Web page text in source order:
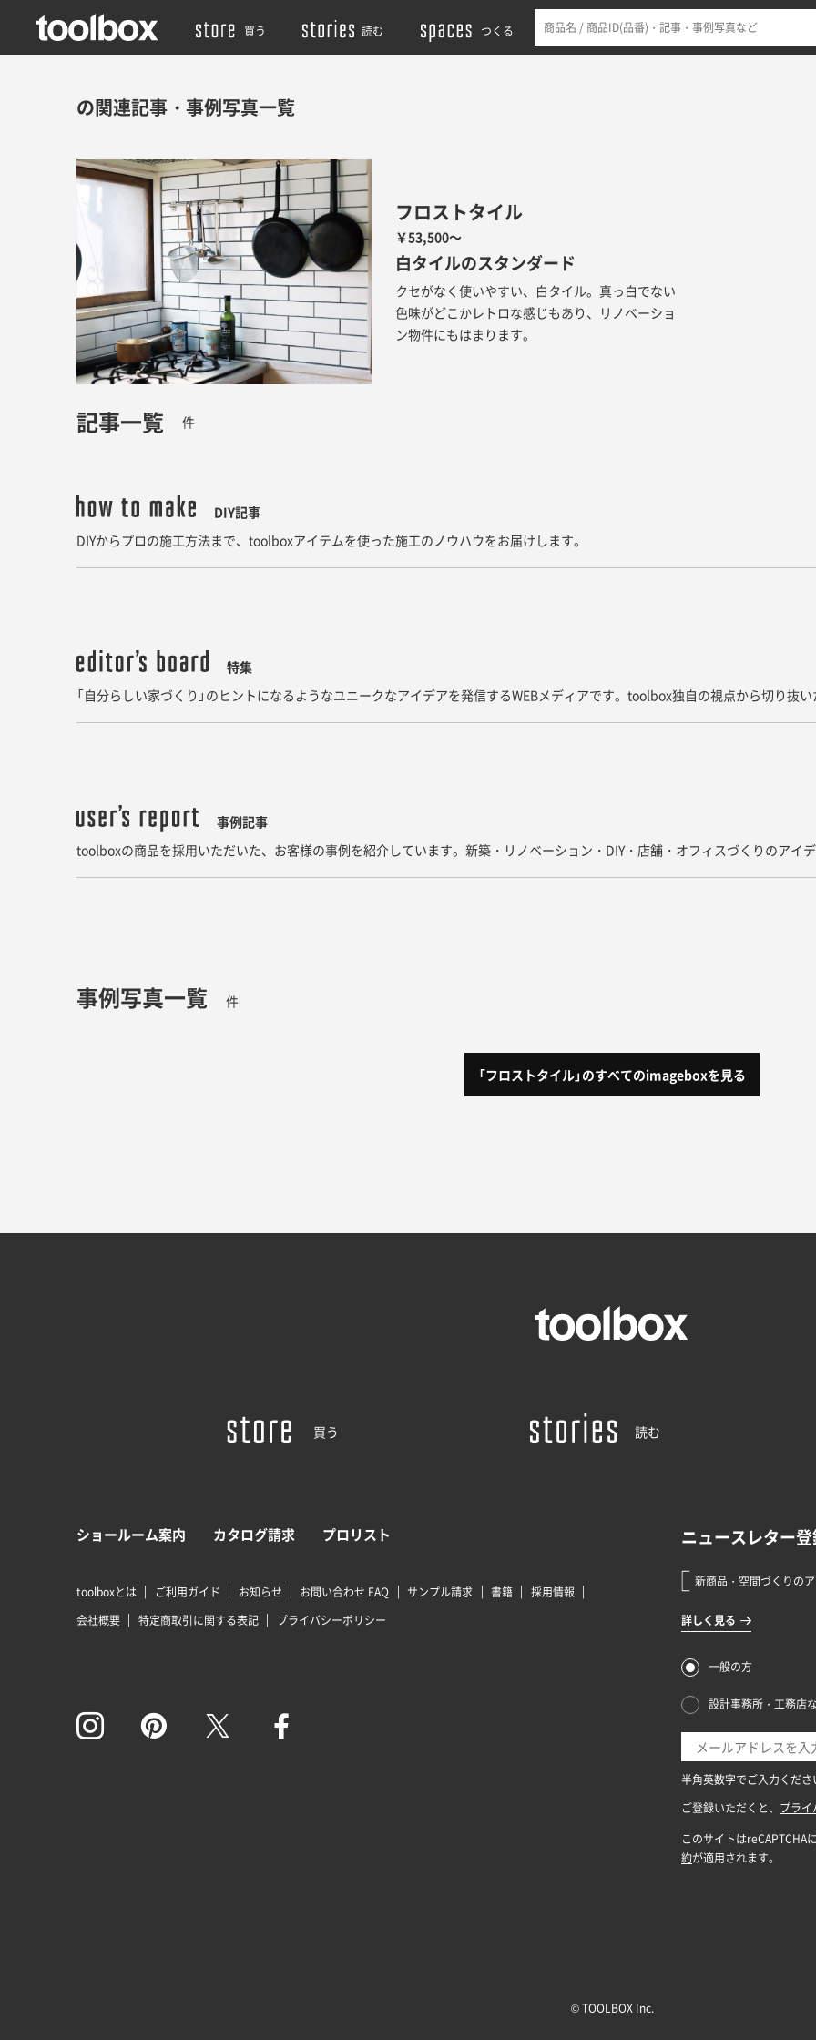
買う 読む つくる
の関連記事・事例写真一覧
フロストタイル
￥53,500～
白タイルのスタンダード
クセがなく使いやすい、白タイル。真っ白でない
色味がどこかレトロな感じもあり、リノベーショ
ン物件にもはまります。
記事一覧 件
DIY記事
DIYからプロの施工方法まで、toolboxアイテムを使った施工のノウハウをお届けします。
特集
「自分らしい家づくり」のヒントになるようなユニークなアイデアを発信するWEBメディアです。toolbox独自の視点から切り抜
事例記事
toolboxの商品を採用いただいた、お客様の事例を紹介しています。新築・リノベーション・DIY・店舗・オフィスづくりのアイ
事例写真一覧 件
「フロストタイル」 のすべてのimageboxを見る
買う 読む
ショールーム案内 カタログ請求 プロリスト
toolboxとは ご利用ガイド お知らせ お問い合わせ FAQ サンプル請求 書籍
採用情報
会社概要
特定商取引に関する表記 プライバシーポリシー
© TOOLBOX Inc.